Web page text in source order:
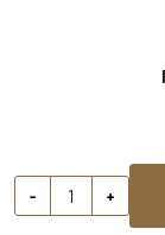
- +